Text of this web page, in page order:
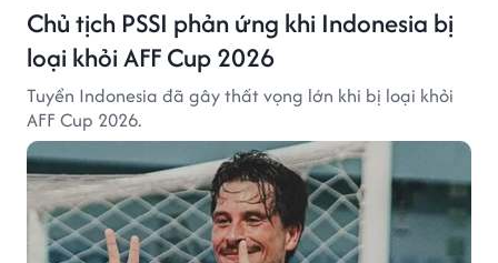
Chủ tịch PSSI phản ứng khi Indonesia bị
loại khỏi AFF Cup 2026
Tuyển Indonesia đã gây thất vọng lớn khi bị loại khỏi
AFF Cup 2026.